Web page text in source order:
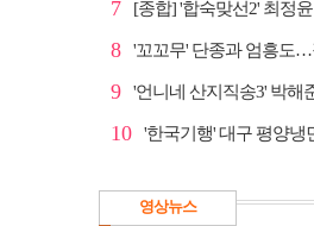
7
8
9
10
영상뉴스